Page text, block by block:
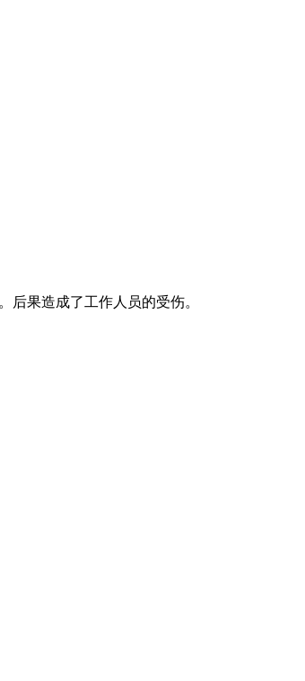
果造成了工作人员的受伤。